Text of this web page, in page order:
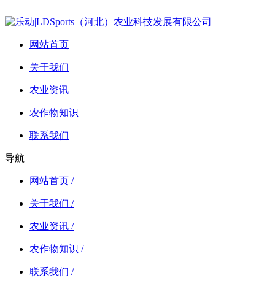
网站首页
关于我们
农业资讯
农作物知识
联系我们
导航
网站首页 /
关于我们 /
农业资讯 /
农作物知识 /
联系我们 /